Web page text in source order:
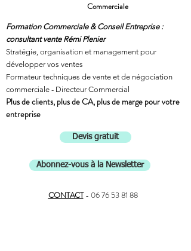
Commerciale
Formation Commerciale & Conseil Entreprise :
consultant vente Rémi Plenier
Stratégie, organisation et management pour
développer vos ventes
Formateur techniques de vente et de négociation
commerciale - Directeur Commercial
Plus de clients, plus de CA, plus de marge pour votre
entreprise
Devis gratuit
Abonnez-vous à la Newsletter
CONTACT- 06 76 53 81 88